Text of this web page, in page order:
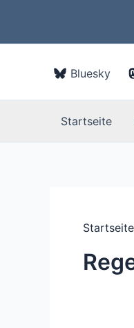
springen
Bluesky
Startseite
Startseite